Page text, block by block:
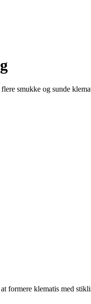
smukke og sunde
formere klematis med